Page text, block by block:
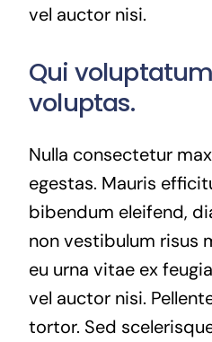
vel auctor nisi.
Qui
voluptas.
Nulla consectetur
egestas. Mauris
bibendum eleifend,
non vestibulum risus
eu urna vitae ex
vel auctor nisi.
tortor. Sed